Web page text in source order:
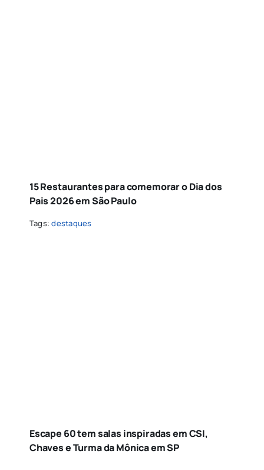
15 Restaurantes para comemorar o Dia dos
Pais 2026 em São Paulo
Tags:destaques
Escape 60 tem salas inspiradas em CSI,
Chaves e Turma da Mônica em SP